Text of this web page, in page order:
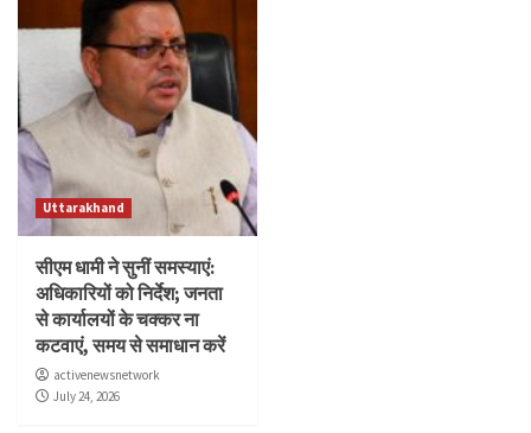
Uttarakhand
सीएम धामी ने सुनीं समस्याएं:
अधिकारियों को निर्देश; जनता
से कार्यालयों के चक्कर ना
कटवाएं, समय से समाधान करें
activenewsnetwork
July 24, 2026